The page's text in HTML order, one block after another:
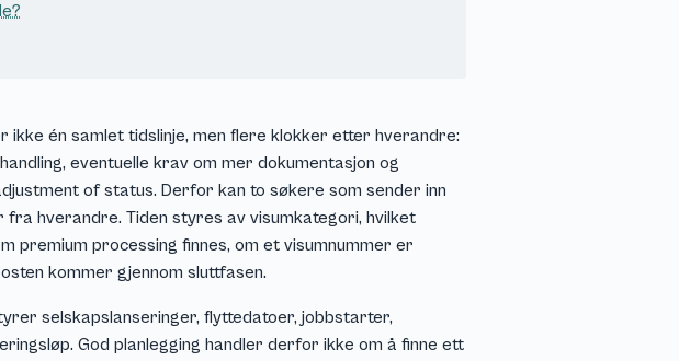
ikke én samlet tidslinje, men flere klokker etter hverandre:
eventuelle krav om mer dokumentasjon og
of status. Derfor kan to søkere som sender inn
hverandre. Tiden styres av visumkategori, hvilket
premium processing finnes, om et visumnummer er
kommer gjennom sluttfasen.
selskapslanseringer, flyttedatoer, jobbstarter,
God planlegging handler derfor ikke om å finne ett